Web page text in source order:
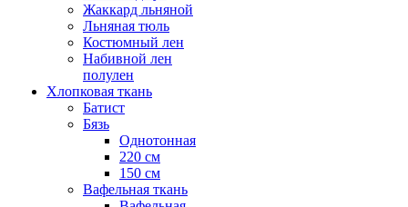
Жаккард льняной
Льняная тюль
Костюмный лен
Набивной лен
полулен
Хлопковая ткань
Батист
Бязь
Однотонная
220 см
150 см
Вафельная ткань